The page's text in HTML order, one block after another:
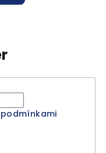
podmínkami